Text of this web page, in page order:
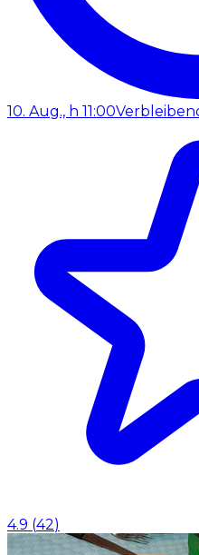
10. Aug., h 11:00
4.9 (42)